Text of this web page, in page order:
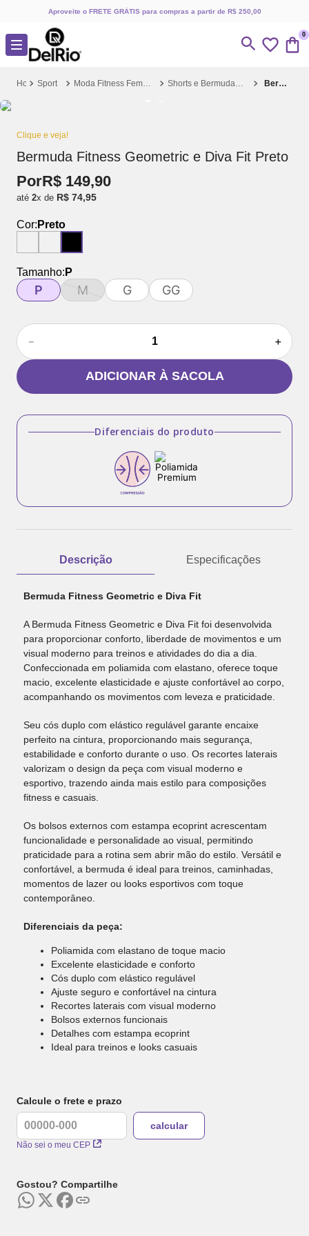
Aproveite o FRETE GRÁTIS para compras a partir de R$ 250,00
0
Sport Moda Fitness Feminina Shorts e Bermudas Fitness Bermuda Fitness Geometric e Diva Fit Preto
Clique e veja!
Bermuda Fitness Geometric e Diva Fit Preto
PorR$ 149,90
até 2x de R$ 74,95
Cor: Preto
Tamanho: P
P M G GG
＋
－
ADICIONAR À SACOLA
Diferenciais do produto
Descrição Especificações
Bermuda Fitness Geometric e Diva Fit
A Bermuda Fitness Geometric e Diva Fit foi desenvolvida
para proporcionar conforto, liberdade de movimentos e um
visual moderno para treinos e atividades do dia a dia.
Confeccionada em poliamida com elastano, oferece toque
macio, excelente elasticidade e ajuste confortável ao corpo,
acompanhando os movimentos com leveza e praticidade.
Seu cós duplo com elástico regulável garante encaixe
perfeito na cintura, proporcionando mais segurança,
estabilidade e conforto durante o uso. Os recortes laterais
valorizam o design da peça com visual moderno e
esportivo, trazendo ainda mais estilo para composições
fitness e casuais.
Os bolsos externos com estampa ecoprint acrescentam
funcionalidade e personalidade ao visual, permitindo
praticidade para a rotina sem abrir mão do estilo. Versátil e
confortável, a bermuda é ideal para treinos, caminhadas,
momentos de lazer ou looks esportivos com toque
contemporâneo.
Diferenciais da peça:
Poliamida com elastano de toque macio
Excelente elasticidade e conforto
Cós duplo com elástico regulável
Ajuste seguro e confortável na cintura
Recortes laterais com visual moderno
Bolsos externos funcionais
Detalhes com estampa ecoprint
Ideal para treinos e looks casuais
Calcule o frete e prazo
Não sei o meu CEP
Gostou? Compartilhe